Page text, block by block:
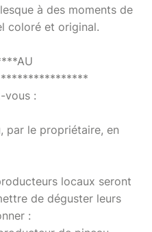
à des moments de
coloré et original.
vous :
le propriétaire, en
locaux seront
de déguster leurs
: